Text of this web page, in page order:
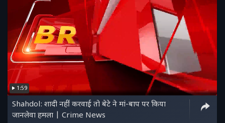
1:59
Shahdol: शादी नहीं करवाई तो बेटे ने मां-बाप पर किया
जानलेवा हमला | Crime News